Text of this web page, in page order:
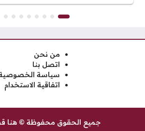
من نحن
اتصل بنا
سياسة
اتفاقية الاستخدام
جميع الحقوق محفوظة © هنا قطر